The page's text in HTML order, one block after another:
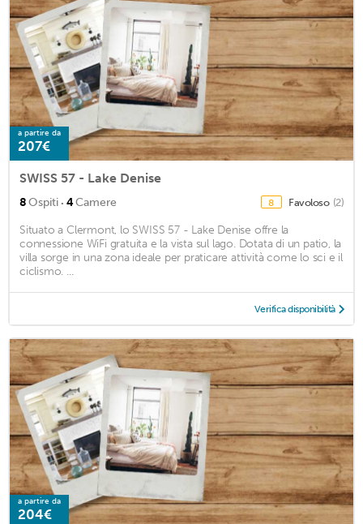
a partire da
207€
SWISS 57 - Lake Denise
8Ospiti · 4Camere 8 Favoloso (2)
Situato a Clermont, lo SWISS 57 - Lake Denise offre la
connessione WiFi gratuita e la vista sul lago. Dotata di un patio, la
villa sorge in una zona ideale per praticare attività come lo sci e il
ciclismo. ...
Verifica disponibilità
a partire da
204€